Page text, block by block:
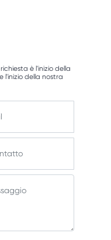
è l'inizio della
l'inizio della nostra